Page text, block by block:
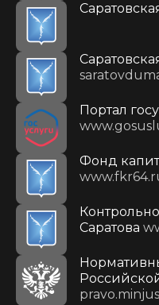
Портал
Фонд
Саратова